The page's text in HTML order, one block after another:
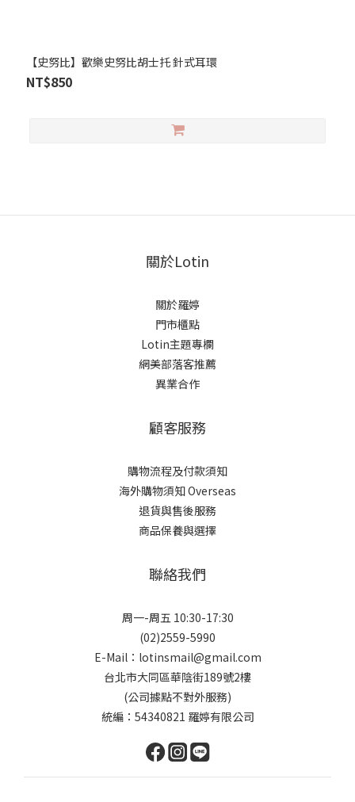
【史努比】歡樂史努比胡士托 針式耳環
NT$850
關於Lotin
關於羅婷
門市櫃點
Lotin主題專欄
網美部落客推薦
異業合作
顧客服務
購物流程及付款須知
海外購物須知 Overseas
退貨與售後服務
商品保養與選擇
聯絡我們
周一-周五 10:30-17:30
(02)2559-5990
E-Mail：lotinsmail@gmail.com
台北市大同區華陰街189號2樓
(公司據點不對外服務)
統編：54340821 羅婷有限公司